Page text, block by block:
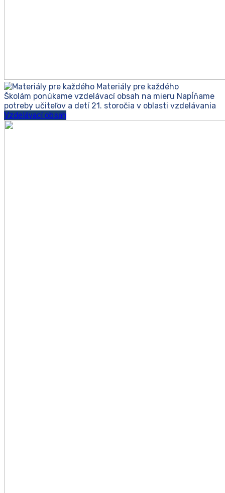
Materiály pre každého
Školám ponúkame vzdelávací obsah na mieru Napĺňame
potreby učiteľov a detí 21. storočia v oblasti vzdelávania
Vzdelávací obsah